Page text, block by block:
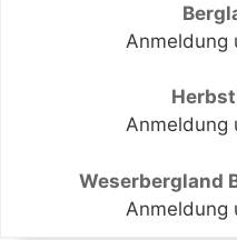
Anmeldung
Anmeldung
Weserbergland
Anmeldung